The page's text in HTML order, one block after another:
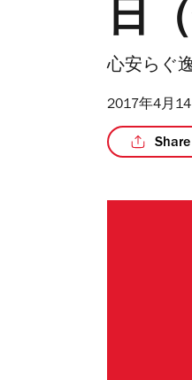
日
心安らぐ
2017年4月
Share